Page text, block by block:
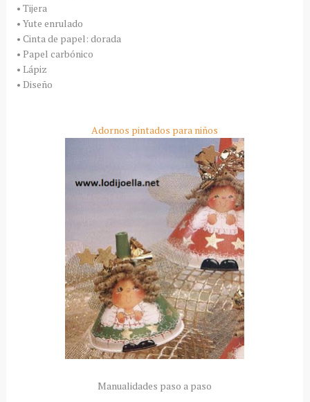
• Tijera
• Yute enrulado
• Cinta de papel: dorada
• Papel carbónico
• Lápiz
• Diseño
Adornos pintados para niños
Manualidades paso a paso